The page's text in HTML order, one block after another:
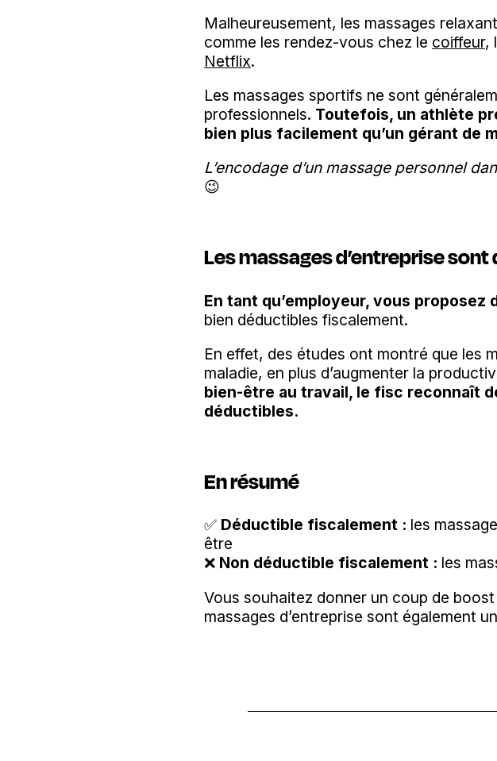
Malheureusement, les massages
comme les rendez-vous chez le coiffeur,
Netflix.
Les massages sportifs ne sont
professionnels. Toutefois, un athlète
bien plus facilement qu’un gérant de
L’encodage d’un massage personnel
😉
Les massages d’entreprise
En tant qu’employeur, vous proposez
bien déductibles fiscalement.
En effet, des études ont montré que les
maladie, en plus d’augmenter la
bien-être au travail, le fisc reconnaît
déductibles.
En résumé
✅ Déductible fiscalement : les
être
❌ Non déductible fiscalement : les
Vous souhaitez donner un coup de
massages d’entreprise sont également